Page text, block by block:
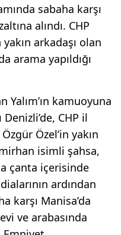
sabaha karşı
alındı. CHP
arkadaşı olan
arama yapıldığı
Yalım’ın kamuoyuna
CHP il
Özel’in yakın
isimli şahsa,
çanta içerisinde
ardından
karşı Manisa’da
ve arabasında